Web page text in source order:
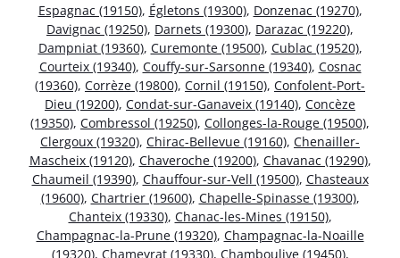
Espagnac (19150), Égletons (19300), Donzenac (19270),
Davignac (19250), Darnets (19300), Darazac (19220),
Dampniat (19360), Curemonte (19500), Cublac (19520),
Courteix (19340), Couffy-sur-Sarsonne (19340), Cosnac
(19360), Corrèze (19800), Cornil (19150), Confolent-Port-
Dieu (19200), Condat-sur-Ganaveix (19140), Concèze
(19350), Combressol (19250), Collonges-la-Rouge (19500),
Clergoux (19320), Chirac-Bellevue (19160), Chenailler-
Mascheix (19120), Chaveroche (19200), Chavanac (19290),
Chaumeil (19390), Chauffour-sur-Vell (19500), Chasteaux
(19600), Chartrier (19600), Chapelle-Spinasse (19300),
Chanteix (19330), Chanac-les-Mines (19150),
Champagnac-la-Prune (19320), Champagnac-la-Noaille
(19320), Chameyrat (19330), Chamboulive (19450),